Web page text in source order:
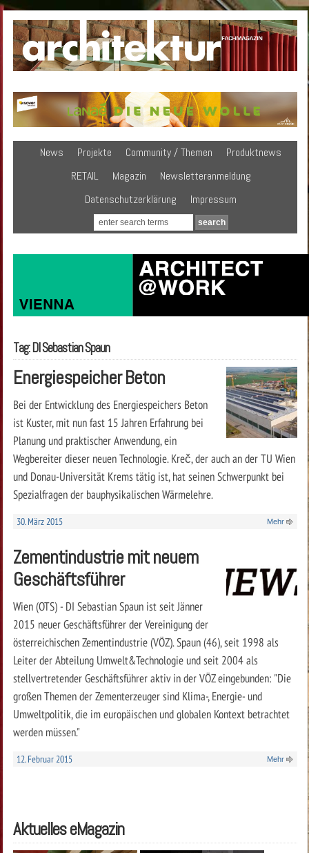
News Projekte Community / Themen
Produktnews
RETAIL
Magazin
Newsletteranmeldung
Datenschutzerklärung
Impressum
Tag: DI Sebastian Spaun
Energiespeicher Beton
Bei der Entwicklung des Energiespeichers Beton
ist Kuster, mit nun fast 15 Jahren Erfahrung bei
Planung und praktischer Anwendung, ein
Wegbereiter dieser neuen Technologie. Kreč, der auch an der TU Wien
und Donau-Universität Krems tätig ist, hat seinen Schwerpunkt bei
Spezialfragen der bauphysikalischen Wärmelehre.
30. März 2015 Mehr
Zementindustrie mit neuem
Geschäftsführer
Wien (OTS) - DI Sebastian Spaun ist seit Jänner
2015 neuer Geschäftsführer der Vereinigung der
österreichischen Zementindustrie (VÖZ). Spaun (46), seit 1998 als
Leiter der Abteilung Umwelt&Technologie und seit 2004 als
stellvertretender Geschäftsführer aktiv in der VÖZ eingebunden: "Die
großen Themen der Zementerzeuger sind Klima-, Energie- und
Umweltpolitik, die im europäischen und globalen Kontext betrachtet
werden müssen."
12. Februar 2015 Mehr
Aktuelles eMagazin